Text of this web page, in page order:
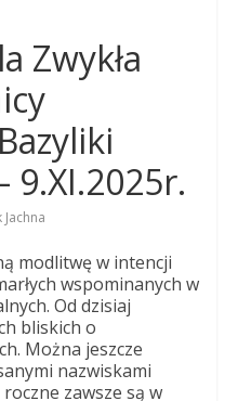
Zwykła
9.XI.2025r.
Jachna
modlitwę w intencji
wspominanych w
Od dzisiaj
bliskich o
Można jeszcze
nazwiskami
zawsze są w